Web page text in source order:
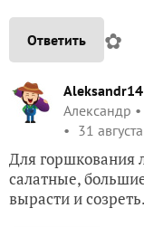
Ответить ✿
Aleksandr14
Александр
31
Для горшкования
салатные,
вырасти и